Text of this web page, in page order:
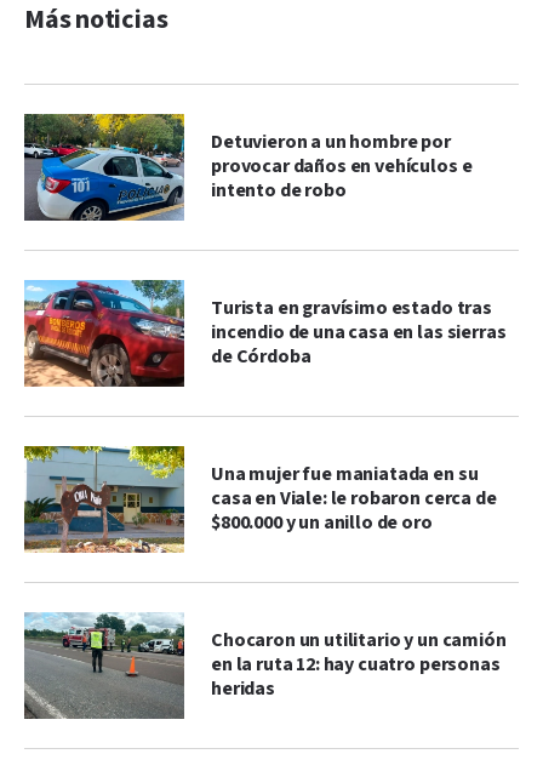
Más noticias
Detuvieron a un hombre por
provocar daños en vehículos e
intento de robo
Turista en gravísimo estado tras
incendio de una casa en las sierras
de Córdoba
Una mujer fue maniatada en su
casa en Viale: le robaron cerca de
$800.000 y un anillo de oro
Chocaron un utilitario y un camión
en la ruta 12: hay cuatro personas
heridas